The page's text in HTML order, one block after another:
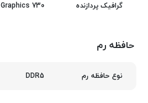
گرافیک پردازنده 730
حافظه رم
نوع حافظه رم DDR5